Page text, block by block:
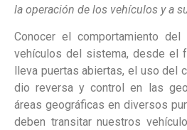
la operación de los vehículos y a
Conocer el comportamiento
vehículos del sistema, desde el
lleva puertas abiertas, el uso del
dio reversa y control en las
áreas geográficas en diversos
deben transitar nuestros